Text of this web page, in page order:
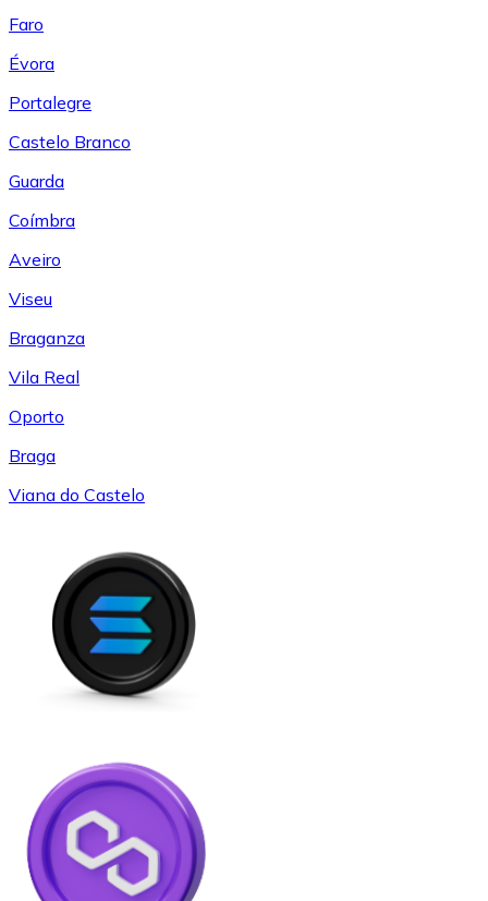
Faro
Évora
Portalegre
Castelo Branco
Guarda
Coímbra
Aveiro
Viseu
Braganza
Vila Real
Oporto
Braga
Viana do Castelo